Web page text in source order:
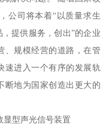
公司将本着“以质量求生
提供服务，创出”的企业
、规模经营的道路，在管
速进入一个有序的发展轨
断地为国家创造出更大的
显型声光信号装置